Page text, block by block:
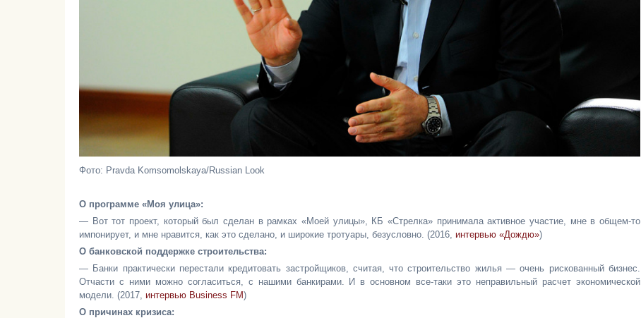
Фото: Pravda Komsomolskaya/Russian Look
О программе «Моя улица»:
— Вот тот проект, который был сделан в рамках «Моей улицы», КБ «Стрелка» принимала активное участие, мне в общем-то
импонирует, и мне нравится, как это сделано, и широкие тротуары, безусловно. (2016, интервью «Дождю»)
О банковской поддержке строительства:
— Банки практически перестали кредитовать застройщиков, считая, что строительство жилья — очень рискованный бизнес.
Отчасти с ними можно согласиться, с нашими банкирами. И в основном все-таки это неправильный расчет экономической
модели. (2017, интервью Business FM)
О причинах кризиса: